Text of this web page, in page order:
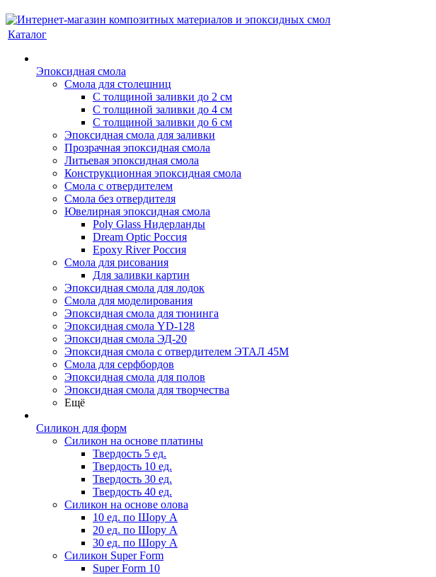
Каталог
Эпоксидная смола
Смола для столешниц
С толщиной заливки до 2 см
С толщиной заливки до 4 см
С толщиной заливки до 6 см
Эпоксидная смола для заливки
Прозрачная эпоксидная смола
Литьевая эпоксидная смола
Конструкционная эпоксидная смола
Смола с отвердителем
Смола без отвердителя
Ювелирная эпоксидная смола
Poly Glass Нидерланды
Dream Optic Россия
Epoxy River Россия
Смола для рисования
Для заливки картин
Эпоксидная смола для лодок
Смола для моделирования
Эпоксидная смола для тюнинга
Эпоксидная смола YD-128
Эпоксидная смола ЭД-20
Эпоксидная смола с отвердителем ЭТАЛ 45М
Смола для серфбордов
Эпоксидная смола для полов
Эпоксидная смола для творчества
Ещё
Силикон для форм
Силикон на основе платины
Твердость 5 ед.
Твердость 10 ед.
Твердость 30 ед.
Твердость 40 ед.
Силикон на основе олова
10 ед. по Шору А
20 ед. по Шору А
30 ед. по Шору А
Силикон Super Form
Super Form 10